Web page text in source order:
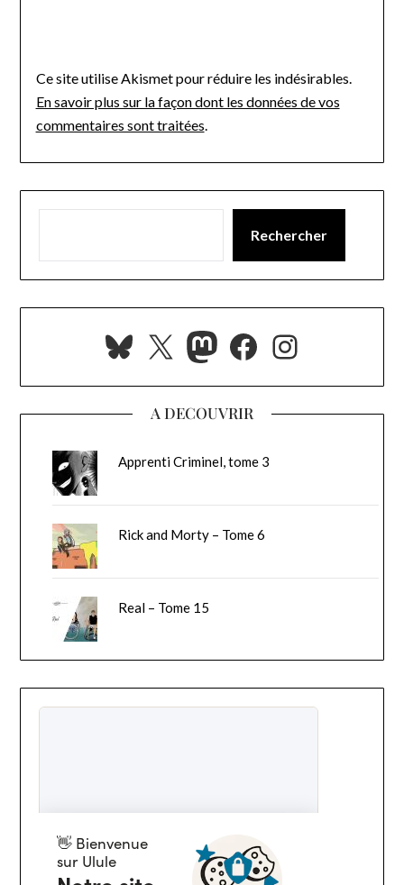
Ce site utilise Akismet pour réduire les indésirables.
En savoir plus sur la façon dont les données de vos
commentaires sont traitées.
Rechercher
Bluesky
X Mastodon
Facebook
A DECOUVRIR
Apprenti Criminel, tome 3
Rick and Morty – Tome 6
Real – Tome 15